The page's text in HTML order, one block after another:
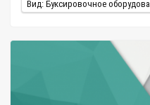
Если в комплекте с
Выбор
Вид: Буксировочное